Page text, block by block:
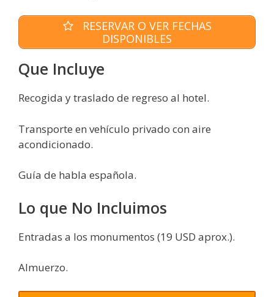
RESERVAR O VER FECHAS
DISPONIBLES
Que Incluye
Recogida y traslado de regreso al hotel.
Transporte en vehículo privado con aire
acondicionado.
Guía de habla española.
Lo que No Incluimos
Entradas a los monumentos (19 USD aprox.).
Almuerzo.